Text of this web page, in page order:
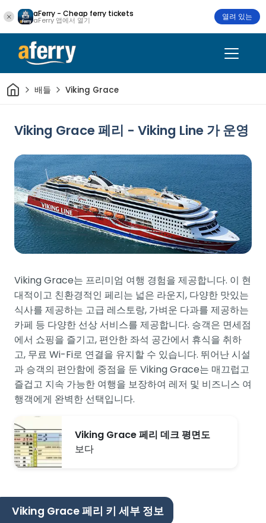
aFerry - Cheap ferry tickets
aFerry 앱에서 열기 열려 있는
집 배들 Viking Grace
Viking Grace 페리 - Viking Line 가 운영
Viking Grace는 프리미엄 여행 경험을 제공합니다. 이 현
대적이고 친환경적인 페리는 넓은 라운지, 다양한 맛있는
식사를 제공하는 고급 레스토랑, 가벼운 다과를 제공하는
카페 등 다양한 선상 서비스를 제공합니다. 승객은 면세점
에서 쇼핑을 즐기고, 편안한 좌석 공간에서 휴식을 취하
고, 무료 Wi-Fi로 연결을 유지할 수 있습니다. 뛰어난 시설
과 승객의 편안함에 중점을 둔 Viking Grace는 매끄럽고
즐겁고 지속 가능한 여행을 보장하여 레저 및 비즈니스 여
행객에게 완벽한 선택입니다.
Viking Grace 페리 데크 평면도
보다
Viking Grace 페리 키 세부 정보